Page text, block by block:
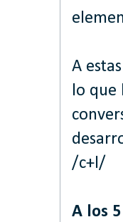
A
lo que
/c+l/
A los